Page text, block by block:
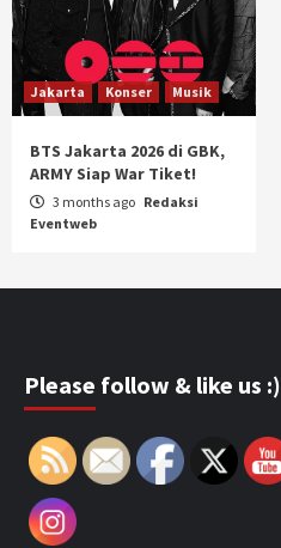
Jakarta Konser Musik
BTS Jakarta 2026 di GBK,
ARMY Siap War Tiket!
3 months ago Redaksi
Eventweb
Please follow & like us :)